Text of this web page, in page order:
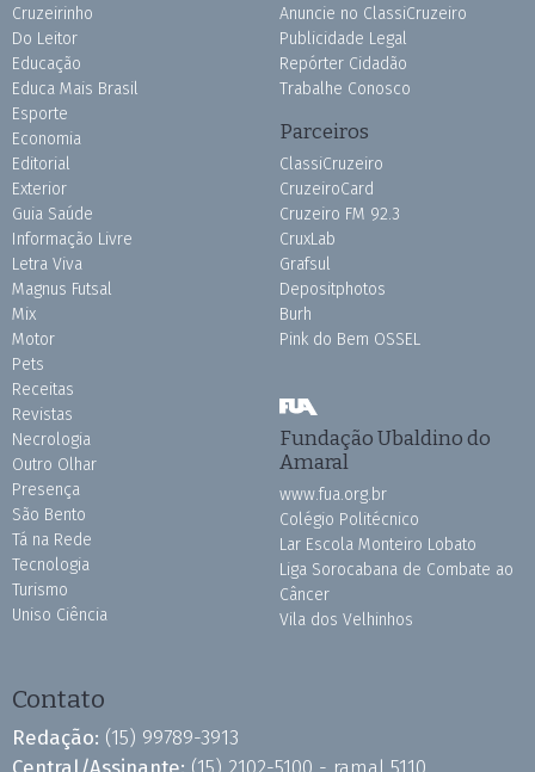
Cruzeirinho
Do Leitor
Educação
Educa Mais Brasil
Esporte
Economia
Editorial
Exterior
Guia Saúde
Informação Livre
Letra Viva
Magnus Futsal
Mix
Motor
Pets
Receitas
Revistas
Necrologia
Outro Olhar
Presença
São Bento
Tá na Rede
Tecnologia
Turismo
Uniso Ciência
Anuncie no ClassiCruzeiro
Publicidade Legal
Repórter Cidadão
Trabalhe Conosco
Parceiros
ClassiCruzeiro
CruzeiroCard
Cruzeiro FM 92.3
CruxLab
Grafsul
Depositphotos
Burh
Pink do Bem OSSEL
Fundação Ubaldino do
Amaral
www.fua.org.br
Colégio Politécnico
Lar Escola Monteiro Lobato
Liga Sorocabana de Combate ao
Câncer
Vila dos Velhinhos
Contato
Redação: (15) 99789-3913
Central/Assinante: (15) 2102-5100 - ramal 5110